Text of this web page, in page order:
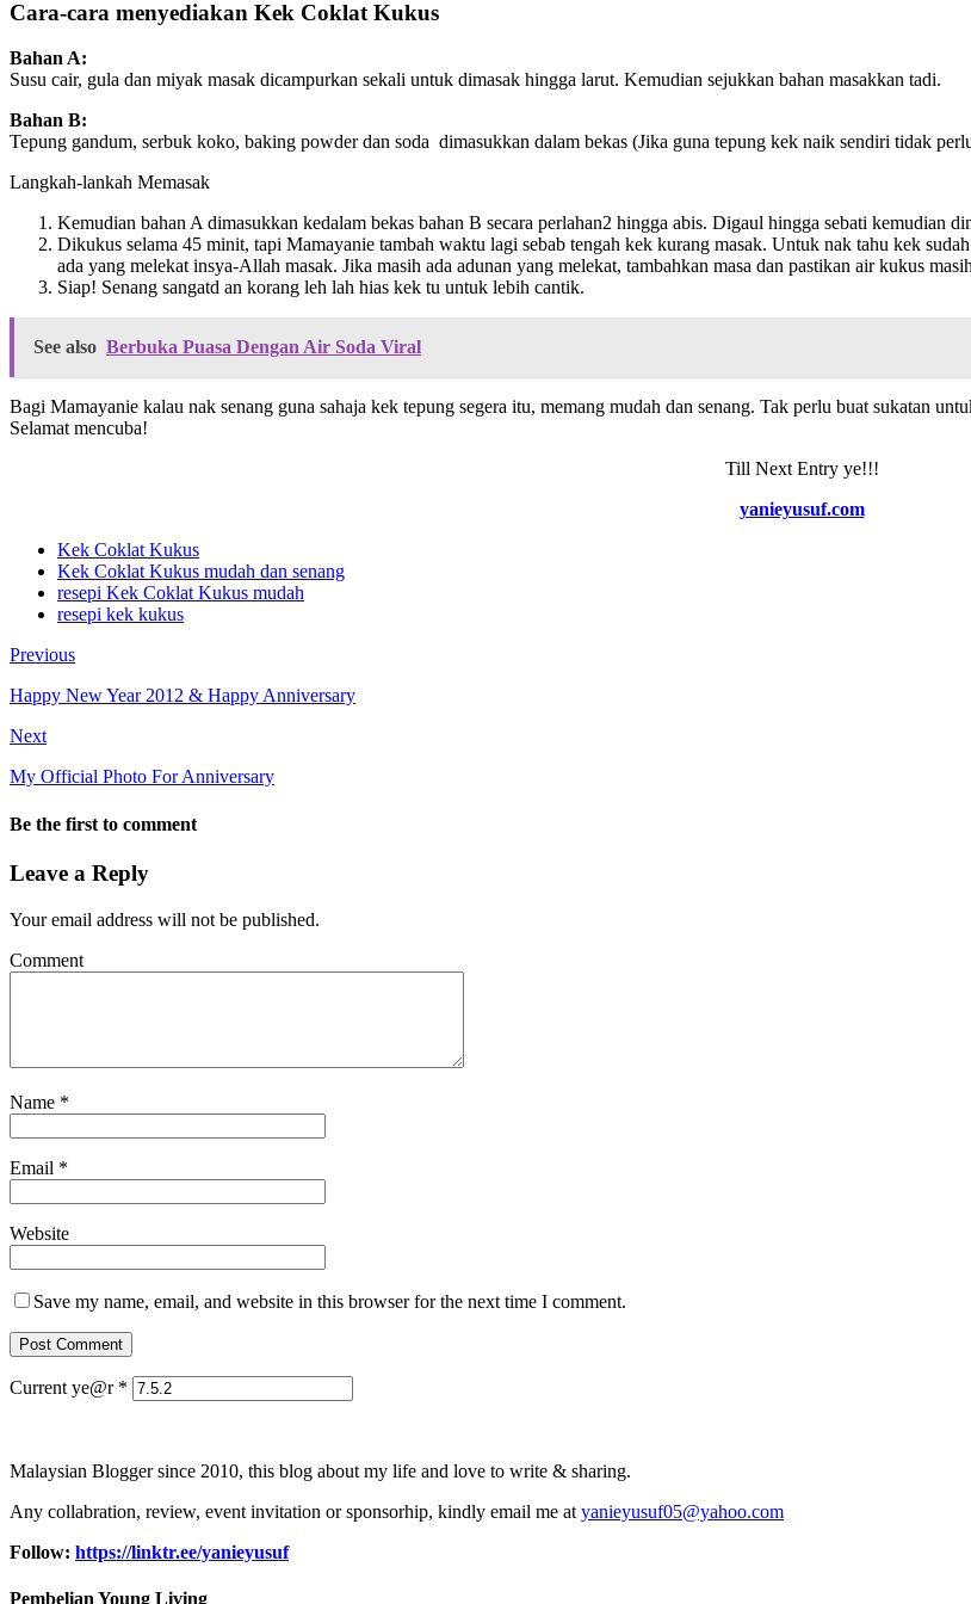
Cara-cara menyediakan Kek Coklat Kukus
Bahan A:
Susu cair, gula dan miyak masak dicampurkan sekali untuk dimasak hingga larut. Kemudian sejukkan bahan masakkan tadi.
Bahan B:
Tepung gandum, serbuk koko, baking powder dan soda dimasukkan dalam bekas (Jika guna tepung kek naik sendiri tidak
Langkah-lankah Memasak
Kemudian bahan A dimasukkan kedalam bekas bahan B secara perlahan2 hingga abis. Digaul hingga sebati kemudian
Dikukus selama 45 minit, tapi Mamayanie tambah waktu lagi sebab tengah kek kurang masak. Untuk nak tahu kek
ada yang melekat insya-Allah masak. Jika masih ada adunan yang melekat, tambahkan masa dan pastikan air kukus
Siap! Senang sangatd an korang leh lah hias kek tu untuk lebih cantik.
See also Berbuka Puasa Dengan Air Soda Viral
Bagi Mamayanie kalau nak senang guna sahaja kek tepung segera itu, memang mudah dan senang. Tak perlu buat sukatan
Selamat mencuba!
Till Next Entry ye!!!
yanieyusuf.com
Kek Coklat Kukus
Kek Coklat Kukus mudah dan senang
resepi Kek Coklat Kukus mudah
resepi kek kukus
Previous
Happy New Year 2012 & Happy Anniversary
Next
My Official Photo For Anniversary
Be the first to comment
Leave a Reply
Your email address will not be published.
Comment
Name *
Email *
Website
Save my name, email, and website in this browser for the next time I comment.
Current ye@r *
Malaysian Blogger since 2010, this blog about my life and love to write & sharing.
Any collabration, review, event invitation or sponsorhip, kindly email me at yanieyusuf05@yahoo.com
Follow: https://linktr.ee/yanieyusuf
Pembelian Young Living